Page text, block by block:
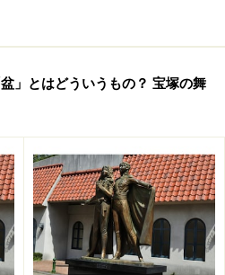
はレコードが発売されていま
ンブラコ」(全曲)
」とはどういうもの？ 宝塚の舞